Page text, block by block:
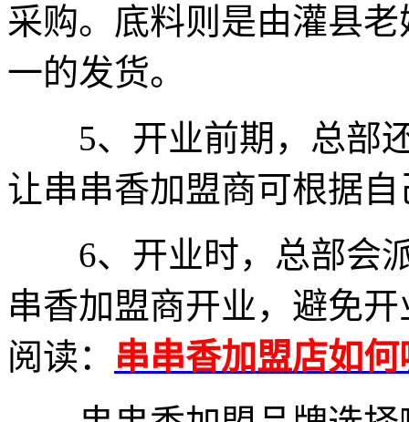
采购。底料则是由灌县
一的发货。
5、开业前期，总部还
让串串香加盟商可根据
6、开业时，总部会派
串香加盟商开业，避免
阅读： 串串香加盟店如